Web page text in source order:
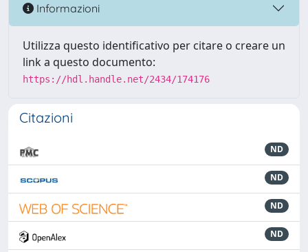
Informazioni
Utilizza questo identificativo per citare o creare un
link a questo documento:
https://hdl.handle.net/2434/174176
Citazioni
ND
ND
ND
ND